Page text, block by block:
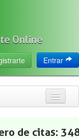
Online
Entrar
de citas: